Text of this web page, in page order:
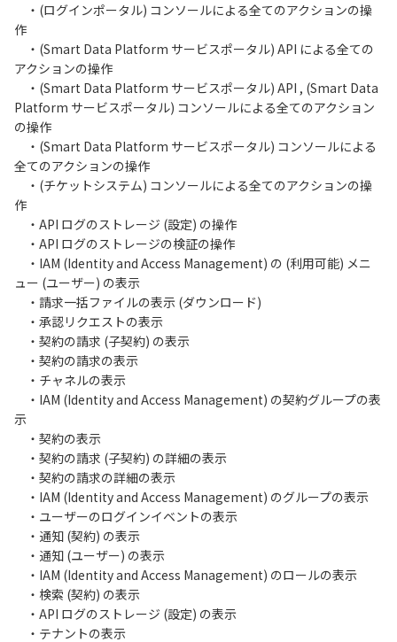
・(ログインポータル) コンソールによる全てのアクションの操
作
・(Smart Data Platform サービスポータル) API による全ての
アクションの操作
・(Smart Data Platform サービスポータル) API , (Smart Data
Platform サービスポータル) コンソールによる全てのアクション
の操作
・(Smart Data Platform サービスポータル) コンソールによる
全てのアクションの操作
・(チケットシステム) コンソールによる全てのアクションの操
作
・API ログのストレージ (設定) の操作
・API ログのストレージの検証の操作
・IAM (Identity and Access Management) の (利用可能) メニ
ュー (ユーザー) の表示
・請求一括ファイルの表示 (ダウンロード)
・承認リクエストの表示
・契約の請求 (子契約) の表示
・契約の請求の表示
・チャネルの表示
・IAM (Identity and Access Management) の契約グループの表
示
・契約の表示
・契約の請求 (子契約) の詳細の表示
・契約の請求の詳細の表示
・IAM (Identity and Access Management) のグループの表示
・ユーザーのログインイベントの表示
・通知 (契約) の表示
・通知 (ユーザー) の表示
・IAM (Identity and Access Management) のロールの表示
・検索 (契約) の表示
・API ログのストレージ (設定) の表示
・テナントの表示